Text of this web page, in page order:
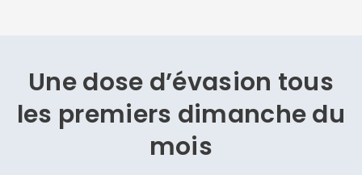
Une dose d’évasion tous
les premiers dimanche du
mois